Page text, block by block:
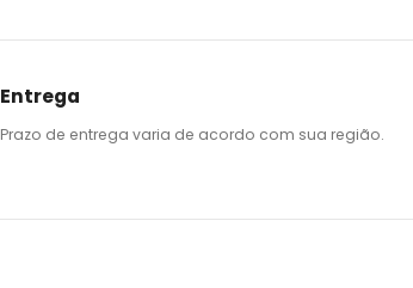
Entrega
Prazo de entrega varia de acordo com sua região.